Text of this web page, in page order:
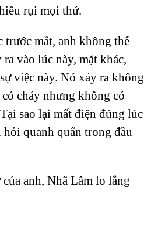
rụi mọi thứ.
mắt, anh không thể
vào lúc này, mặt khác,
việc này. Nó xảy ra không
cháy nhưng không có
sao lại mất điện đúng lúc
quanh quẩn trong đầu
anh, Nhã Lâm lo lắng